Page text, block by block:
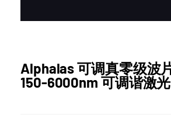
Alphalas 可调真零级波
150-6000nm 可调谐激光